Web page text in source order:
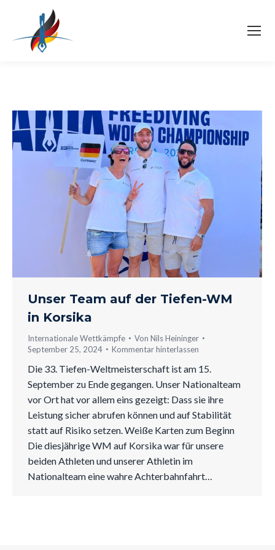
Unser Team auf der Tiefen-WM
in Korsika
Internationale Wettkämpfe Von Nils Heininger
September 25, 2024
Kommentar hinterlassen
Die 33. Tiefen-Weltmeisterschaft ist am 15.
September zu Ende gegangen. Unser Nationalteam
vor Ort hat vor allem eins gezeigt: Dass sie ihre
Leistung sicher abrufen können und auf Stabilität
statt auf Risiko setzen. Weiße Karten zum Beginn
Die diesjährige WM auf Korsika war für unsere
beiden Athleten und unserer Athletin im
Nationalteam eine wahre Achterbahnfahrt…